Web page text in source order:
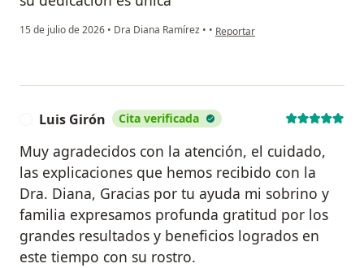
15 de julio de 2026 • Dra Diana Ramírez • • en opinión del usuario Kene
Reportar
Luis Girón Cita verificada
Muy agradecidos con la atención, el cuidado,
las explicaciones que hemos recibido con la
Dra. Diana, Gracias por tu ayuda mi sobrino y
familia expresamos profunda gratitud por los
grandes resultados y beneficios logrados en
este tiempo con su rostro.